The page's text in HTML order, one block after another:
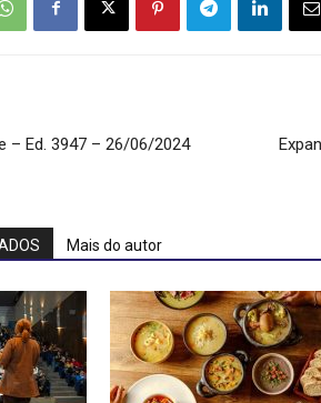
– Ed. 3947 – 26/06/2024
Mais do autor